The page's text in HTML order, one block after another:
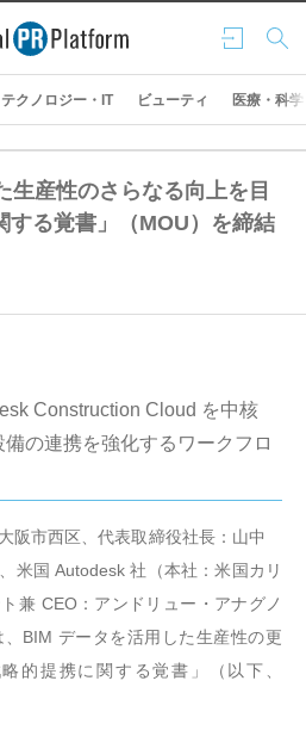
ログ
イン
検索
テクノロジー・IT ビューティ 医療・科学
生産性のさらなる向上を目
する覚書」（MOU）を締結
Construction Cloud を中核
の連携を強化するワークフロ
阪市西区、代表取締役社長：山中
米国 Autodesk 社（本社：米国カリ
兼 CEO：アンドリュー・アナグノ
BIM データを活用した生産性の更
的提携に関する覚書」（以下、